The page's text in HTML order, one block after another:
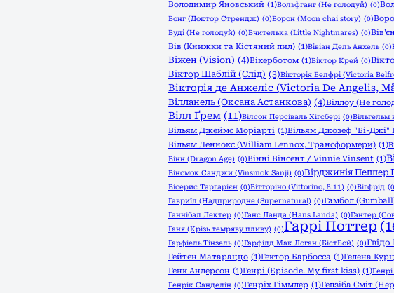
Володимир Яновський (1)Вольфганг (Не голодуй) (0)
Вонг (Доктор Стрендж) (0)Ворон (Moon chai story) (0)
Вуді (Не голодуй) (0)Вчителька (Little Nightmares) (0)
Вів (Книжки та Кістяний пил) (1)Вівіан Дель Анхель (0)
Віжен (Vision) (4)Вікерботом (1)Віктор Крей (0)
Віктор Шаблій (Слід) (3)Вікторія Белфрі (Victoria
Вікторія де Анжеліс (Victoria De Angelis,
Вілланель (Оксана Астанкова) (4)Віллоу (Не
Вілл Ґрем (11)Вілсон Персіваль Хіґсбері (0)Вільгельм
Вільям Джеймс Моріарті (1)Вільям Джозеф "Бі-Джі"
Вільям Леннокс (William Lennox, Трансформери) (1)
Вінн (Dragon Age) (0)Вінні Вінсент / Vinnie Vinsent (1)
Вінсмок Санджи (Vinsmok Sanji) (0)Вірджинія Пеппер
Вісерис Таргарієн (0)Вітторіно (Vittorino, 8:11) (0)Віґфрід
Гавриїл (Надприродне (Supernatural) (0)Гамбол
Ганнібал Лектер (0)Ганс Ланда (Hans Landa) (0)Гантер
Ганя (Крізь темряву пливу) (0)Гаррі Поттер
Гарфіель Тінзель (0)Гарфілд Мак Логан (БістБой) (0)Гвідо
Гейтен Матараццо (1)Гектор Барбосса (1)Гелена
Генк Андерсон (1)Генрі (Episode. My first kiss) (1)
Генрік Санделін (0)Генріх Гіммлер (1)Гепзіба Сміт